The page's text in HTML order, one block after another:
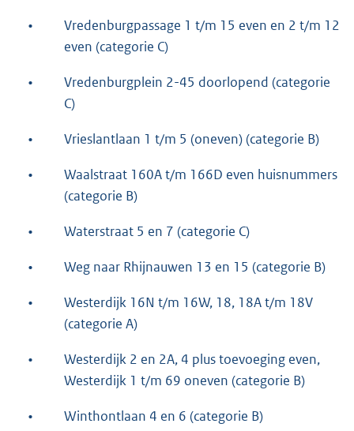
•
Vredenburgpassage 1 t/m 15 even en 2 t/m 12
even (categorie C)
•
Vredenburgplein 2-45 doorlopend (categorie
C)
• Vrieslantlaan 1 t/m 5 (oneven) (categorie B)
•
Waalstraat 160A t/m 166D even huisnummers
(categorie B)
• Waterstraat 5 en 7 (categorie C)
• Weg naar Rhijnauwen 13 en 15 (categorie B)
•
Westerdijk 16N t/m 16W, 18, 18A t/m 18V
(categorie A)
•
Westerdijk 2 en 2A, 4 plus toevoeging even,
Westerdijk 1 t/m 69 oneven (categorie B)
• Winthontlaan 4 en 6 (categorie B)